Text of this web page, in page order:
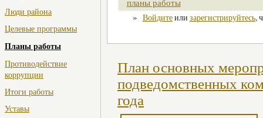
Люди района
Целевые программы
Планы работы
Противодействие
коррупции
Итоги работы
Уставы
» Войдитеили зарегистрируйтесь,
План основных
подведомственных
года